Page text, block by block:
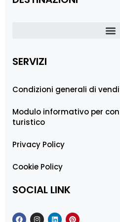
SERVIZI
Condizioni generali di
Modulo informativo per
turistico
Privacy Policy
Cookie Policy
SOCIAL LINK